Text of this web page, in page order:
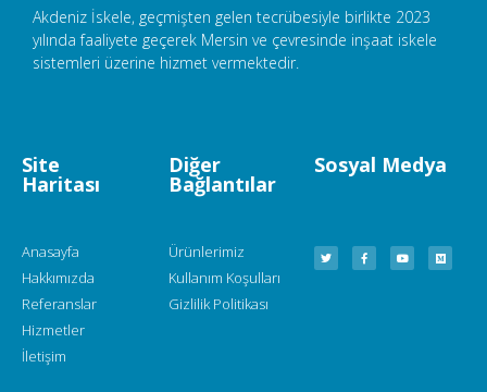
Akdeniz İskele, geçmişten gelen tecrübesiyle birlikte 2023
yılında faaliyete geçerek Mersin ve çevresinde inşaat iskele
sistemleri üzerine hizmet vermektedir.
Site
Haritası
Anasayfa
Hakkımızda
Referanslar
Hizmetler
İletişim
Diğer
Bağlantılar
Ürünlerimiz
Kullanım Koşulları
Gizlilik Politikası
Sosyal Medya